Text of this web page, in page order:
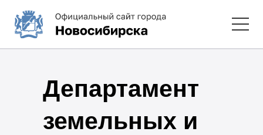
Департамент
земельных и